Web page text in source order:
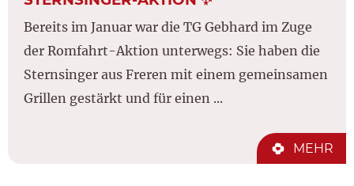
Bereits im Januar war die TG Gebhard im Zuge
der Romfahrt-Aktion unterwegs: Sie haben die
Sternsinger aus Freren mit einem gemeinsamen
Grillen gestärkt und für einen ...
MEHR